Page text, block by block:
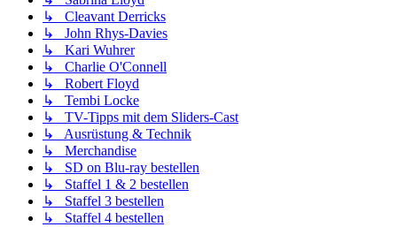
↳ Cleavant Derricks
↳ John Rhys-Davies
↳ Kari Wuhrer
↳ Charlie O'Connell
↳ Robert Floyd
↳ Tembi Locke
↳ TV-Tipps mit dem Sliders-Cast
↳ Ausrüstung & Technik
↳ Merchandise
↳ SD on Blu-ray bestellen
↳ Staffel 1 & 2 bestellen
↳ Staffel 3 bestellen
↳ Staffel 4 bestellen